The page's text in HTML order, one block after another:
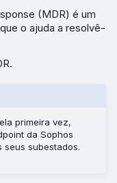
한국어
Português
(MDR) é um
o ajuda a resolvê-
primeira vez,
da Sophos
seus subestados.